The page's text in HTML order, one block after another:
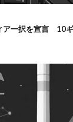
ア一択を宣言 10